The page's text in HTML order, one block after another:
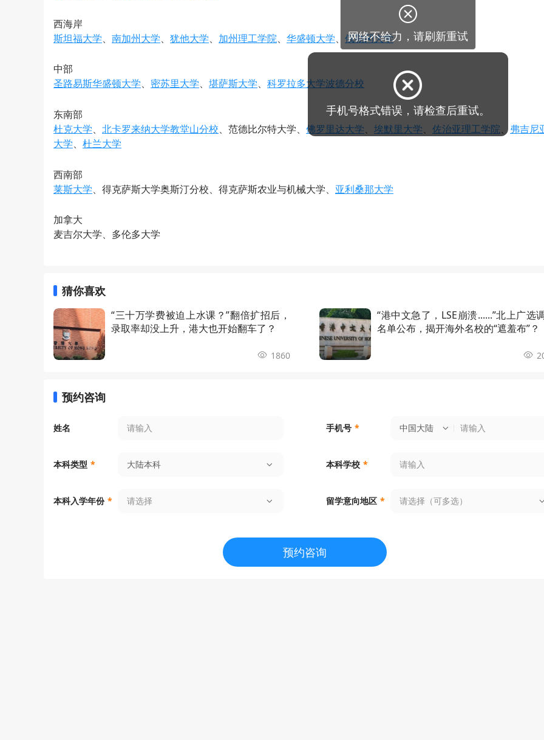
西海岸
斯坦福大学、 南加州大学、 犹他大学、 加州理工学院、 华盛顿大学、 俄勒冈大学
中部
圣路易斯华盛顿大学、 密苏里大学、 堪萨斯大学、 科罗拉多大学波德分校
东南部
杜克大学、 北卡罗来纳大学教堂山分校、范德比尔特大学、 佛罗里达大学、 埃默里大学、 佐治亚理工学院、弗吉尼
大学、 杜兰大学
西南部
莱斯大学、得克萨斯大学奥斯汀分校、得克萨斯农业与机械大学、 亚利桑那大学
加拿大
麦吉尔大学、多伦多大学
猜你喜欢
“三十万学费被迫上水课？”翻倍扩招后，
录取率却没上升，港大也开始翻车了？
1860
“港中文急了，LSE崩溃......”北上广选
名单公布，揭开海外名校的“遮羞布”？
预约咨询
姓名 手机号 * 中国大陆
本科类型 * 大陆本科 本科学校 *
本科入学年份 * 请选择 留学意向地区 * 请选择（可多选）
预约咨询
手机号格式错误，请检查后重试。

网络不给力，请刷新重试